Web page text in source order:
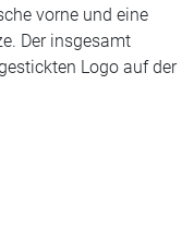
vorne und eine
Der insgesamt
Logo auf der